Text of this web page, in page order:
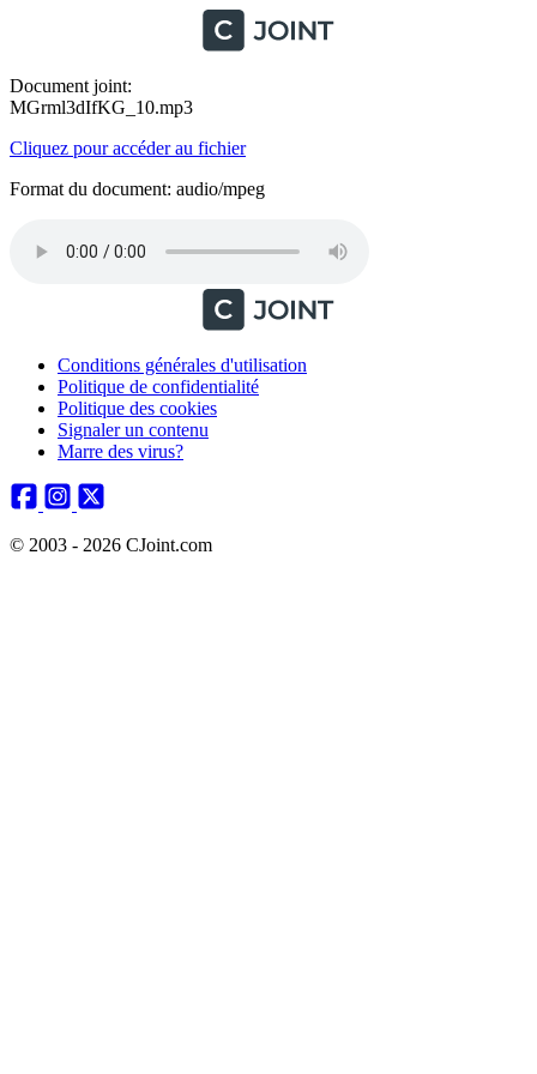
Document joint:
MGrml3dIfKG_10.mp3
Cliquez pour accéder au fichier
Format du document: audio/mpeg
Conditions générales d'utilisation
Politique de confidentialité
Politique des cookies
Signaler un contenu
Marre des virus?
© 2003 - 2026 CJoint.com